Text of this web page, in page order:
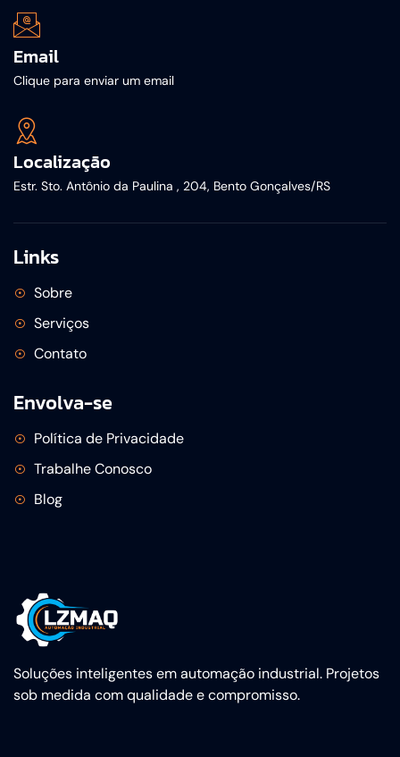
Soluções inteligentes em automação industrial. Projetos
sob medida com qualidade e compromisso.
Email
Clique para enviar um email
Localização
Estr. Sto. Antônio da Paulina , 204, Bento Gonçalves/RS
Links
Sobre
Serviços
Contato
Envolva-se
Política de Privacidade
Trabalhe Conosco
Blog